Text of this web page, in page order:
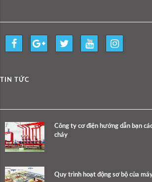
TIN TỨC
Công ty cơ điện hướng dẫn bạn
cháy
Quy trình hoạt động sơ bộ của